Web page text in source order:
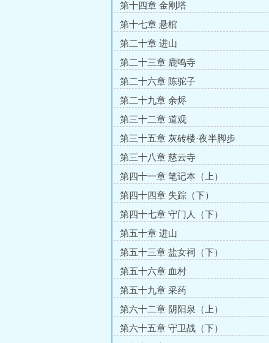
第十四章 金刚塔
第十七章 悬棺
第二十章 进山
第二十三章 鹿鸣寺
第二十六章 陈驼子
第二十九章 余烬
第三十二章 道观
第三十五章 灰砖楼·夜半脚步
第三十八章 慈云寺
第四十一章 笔记本（上）
第四十四章 失踪（下）
第四十七章 守门人（下）
第五十章 进山
第五十三章 盐女祠（下）
第五十六章 血村
第五十九章 采药
第六十二章 阴阳泉（上）
第六十五章 守卫战（下）